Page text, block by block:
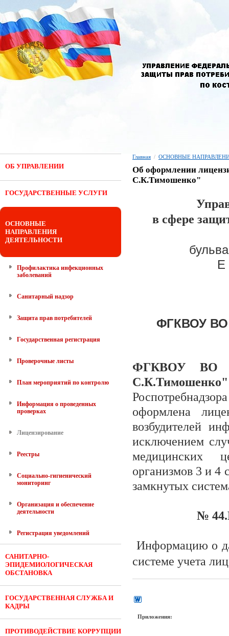
ОБ УПРАВЛЕНИИ
ГОСУДАРСТВЕННЫЕ УСЛУГИ
ОСНОВНЫЕ
НАПРАВЛЕНИЯ
ДЕЯТЕЛЬНОСТИ
Профилактика инфекционных
заболеваний
Санитарный надзор
Защита прав потребителей
Государственная регистрация
Проверочные листы
План мероприятий по контролю
Информация о проведенных
проверках
Лицензирование
Реестры
Социально-гигиенический
мониторинг
Организация и обеспечение
деятельности
Регистрация уведомлений
САНИТАРНО-
ЭПИДЕМИОЛОГИЧЕСКАЯ
ОБСТАНОВКА
ГОСУДАРСТВЕННАЯ СЛУЖБА И
КАДРЫ
ПРОТИВОДЕЙСТВИЕ КОРРУПЦИИ
Главная / ОСНОВНЫЕ
Об оформлении
С.К.Тимошенко"
в сфере
ФГКВОУ ВО
ФГКВОУ ВО
С.К.Тимошенко"
оформлена
возбудителей
исключением
медицинских
организмов 3 и 4
замкнутых
№
Информацию о
системе учета
Приложения: